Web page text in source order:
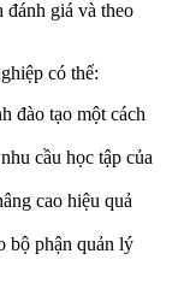
đánh giá và theo
có thể:
đào tạo một cách
cầu học tập của
cao hiệu quả
bộ phận quản lý